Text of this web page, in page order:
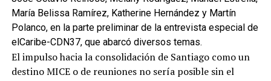
María Belissa Ramírez, Katherine Hernández y Martín
Polanco, en la parte preliminar de la entrevista especial de
elCaribe-CDN37, que abarcó diversos temas.
El impulso hacia la consolidación de Santiago como un
destino MICE o de reuniones no sería posible sin el